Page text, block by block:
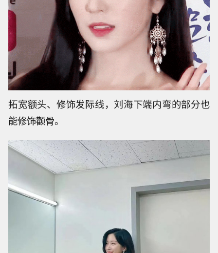
拓宽额头、修饰发际线，刘海下端内弯的部分也
能修饰颧骨。